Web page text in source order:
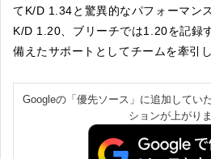
てK/D 1.34と驚異的なパフォーマン
K/D 1.20、ブリーチでは1.20を記録
備えたサポートとしてチームを牽引し
Googleの「優先ソース」に追加してい
ションが上がりま